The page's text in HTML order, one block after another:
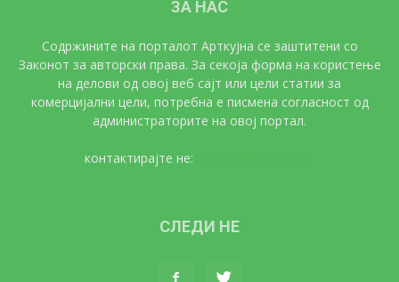
ЗА НАС
Содржините на порталот Арткујна се заштитени со
Законот за авторски права. За секоја форма на користење
на делови од овој веб сајт или цели статии за
комерцијални цели, потребна е писмена согласност од
администраторите на овој портал.
контактирајте не:
СЛЕДИ НЕ